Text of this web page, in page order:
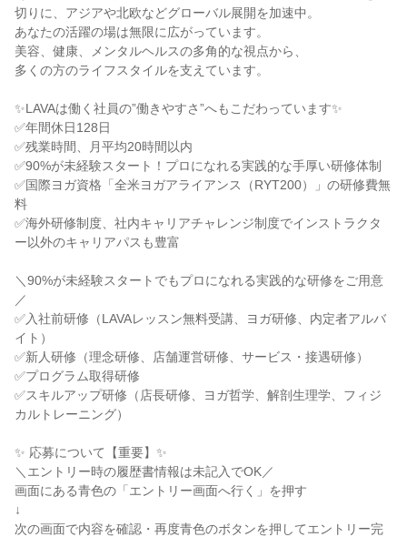
切りに、アジアや北欧などグローバル展開を加速中。
あなたの活躍の場は無限に広がっています。
美容、健康、メンタルヘルスの多角的な視点から、
多くの方のライフスタイルを支えています。
✨LAVAは働く社員の”働きやすさ”へもこだわっています✨
✅年間休日128日
✅残業時間、月平均20時間以内
✅90%が未経験スタート！プロになれる実践的な手厚い研修体制
✅国際ヨガ資格「全米ヨガアライアンス（RYT200）」の研修費無
料
✅海外研修制度、社内キャリアチャレンジ制度でインストラクタ
ー以外のキャリアパスも豊富
＼90%が未経験スタートでもプロになれる実践的な研修をご用意
／
✅入社前研修（LAVAレッスン無料受講、ヨガ研修、内定者アルバ
イト）
✅新人研修（理念研修、店舗運営研修、サービス・接遇研修）
✅プログラム取得研修
✅スキルアップ研修（店長研修、ヨガ哲学、解剖生理学、フィジ
カルトレーニング）
✨ 応募について【重要】✨
＼エントリー時の履歴書情報は未記入でOK／
画面にある青色の「エントリー画面へ行く」を押す
↓
次の画面で内容を確認・再度青色のボタンを押してエントリー完